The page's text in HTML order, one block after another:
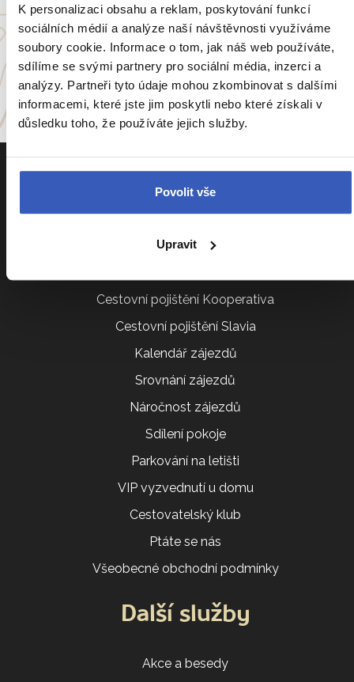
K personalizaci obsahu a reklam, poskytování funkcí
sociálních médií a analýze naší návštěvnosti využíváme
soubory cookie. Informace o tom, jak náš web používáte,
sdílíme se svými partnery pro sociální média, inzerci a
analýzy. Partneři tyto údaje mohou zkombinovat s dalšími
informacemi, které jste jim poskytli nebo které získali v
důsledku toho, že používáte jejich služby.
Povolit vše
Upravit
Itálie Portugalsko
a54 dalších koutů světa
Informace k zájezdům
Cestovní pojištění Kooperativa
Cestovní pojištění Slavia
Kalendář zájezdů
Srovnání zájezdů
Náročnost zájezdů
Sdílení pokoje
Parkování na letišti
VIP vyzvednutí u domu
Cestovatelský klub
Ptáte se nás
Všeobecné obchodní podmínky
Další služby
Akce a besedy